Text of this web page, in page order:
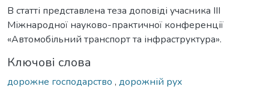
В статті представлена теза доповіді учасника ІІІ
Міжнародної науково-практичної конференції
«Автомобільний транспорт та інфраструктура».
Ключові слова
дорожне господарство , дорожній рух